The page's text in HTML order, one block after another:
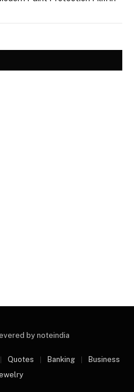
by noteindia
Quotes Banking
Business